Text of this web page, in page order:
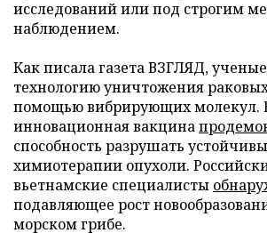
исследований или под строгим
наблюдением.
Как писала газета ВЗГЛЯД, ученые
технологию уничтожения
помощью вибрирующих молекул.
инновационная вакцина
способность разрушать
химиотерапии опухоли.
вьетнамские специалисты
подавляющее рост
морском грибе.